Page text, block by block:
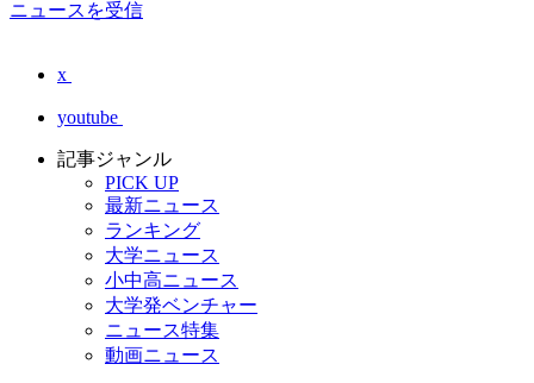
ニュースを受信
x
youtube
記事ジャンル
PICK UP
最新ニュース
ランキング
大学ニュース
小中高ニュース
大学発ベンチャー
ニュース特集
動画ニュース